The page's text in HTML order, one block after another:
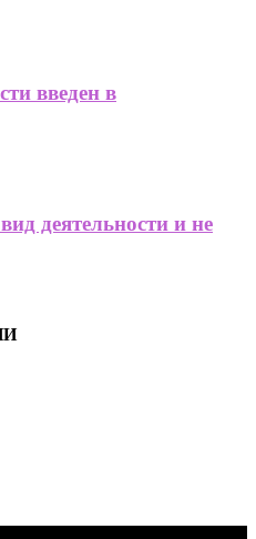
введен в
деятельности и не